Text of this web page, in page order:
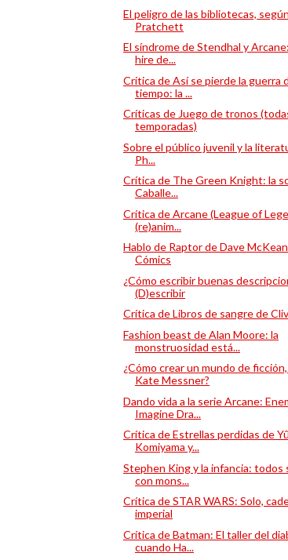
El peligro de las bibliotecas,
Pratchett
El síndrome de Stendhal y
hire de...
Crítica de Así se pierde la guerra
tiempo: la ...
Críticas de Juego de tronos
temporadas)
Sobre el público juvenil y la
Ph...
Crítica de The Green Knight: la
Caballe...
Crítica de Arcane (League of
(re)anim...
Hablo de Raptor de Dave
Cómics
¿Cómo escribir buenas
(D)escribir
Crítica de Libros de sangre de
Fashion beast de Alan Moore: la
monstruosidad está...
¿Cómo crear un mundo de
Kate Messner?
Dando vida a la serie Arcane:
Imagine Dra...
Crítica de Estrellas perdidas de
Komiyama y...
Stephen King y la infancia: todos
con mons...
Crítica de STAR WARS: Solo,
imperial
Crítica de Batman: El taller del
cuando Ha...